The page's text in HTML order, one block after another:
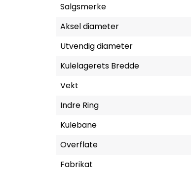
Salgsmerke
Aksel diameter
Utvendig diameter
Kulelagerets Bredde
Vekt
Indre Ring
Kulebane
Overflate
Fabrikat